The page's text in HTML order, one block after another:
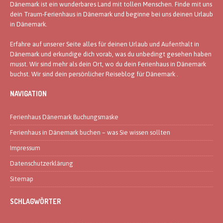
Dänemark ist ein wunderbares Land mit tollen Menschen. Finde mit uns
dein Traum-Ferienhaus in Dänemark und beginne bei uns deinen Urlaub
in Dänemark.
Erfahre auf unserer Seite alles für deinen Urlaub und Aufenthalt in
Dänemark und erkundige dich vorab, was du unbedingt gesehen haben
musst. Wir sind mehr als dein Ort, wo du dein Ferienhaus in Dänemark
buchst. Wir sind dein persönlicher Reiseblog für Dänemark .
NAVIGATION
Ferienhaus Dänemark Buchungsmaske
Ferienhaus in Dänemark buchen – was Sie wissen sollten
Impressum
Datenschutzerklärung
Sitemap
SCHLAGWÖRTER